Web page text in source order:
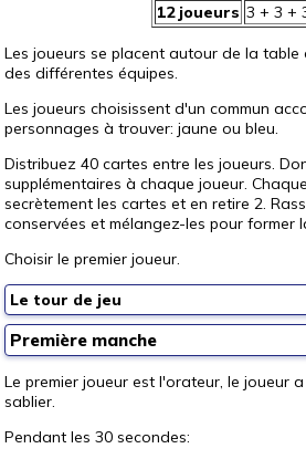
12 joueurs 3 + 3 +
Les joueurs se placent autour de la table
des différentes équipes.
Les joueurs choisissent d'un commun
personnages à trouver: jaune ou bleu.
Distribuez 40 cartes entre les joueurs.
supplémentaires à chaque joueur.
secrètement les cartes et en retire 2.
conservées et mélangez-les pour former
Choisir le premier joueur.
Le tour de jeu
Première manche
Le premier joueur est l'orateur, le joueur
sablier.
Pendant les 30 secondes: